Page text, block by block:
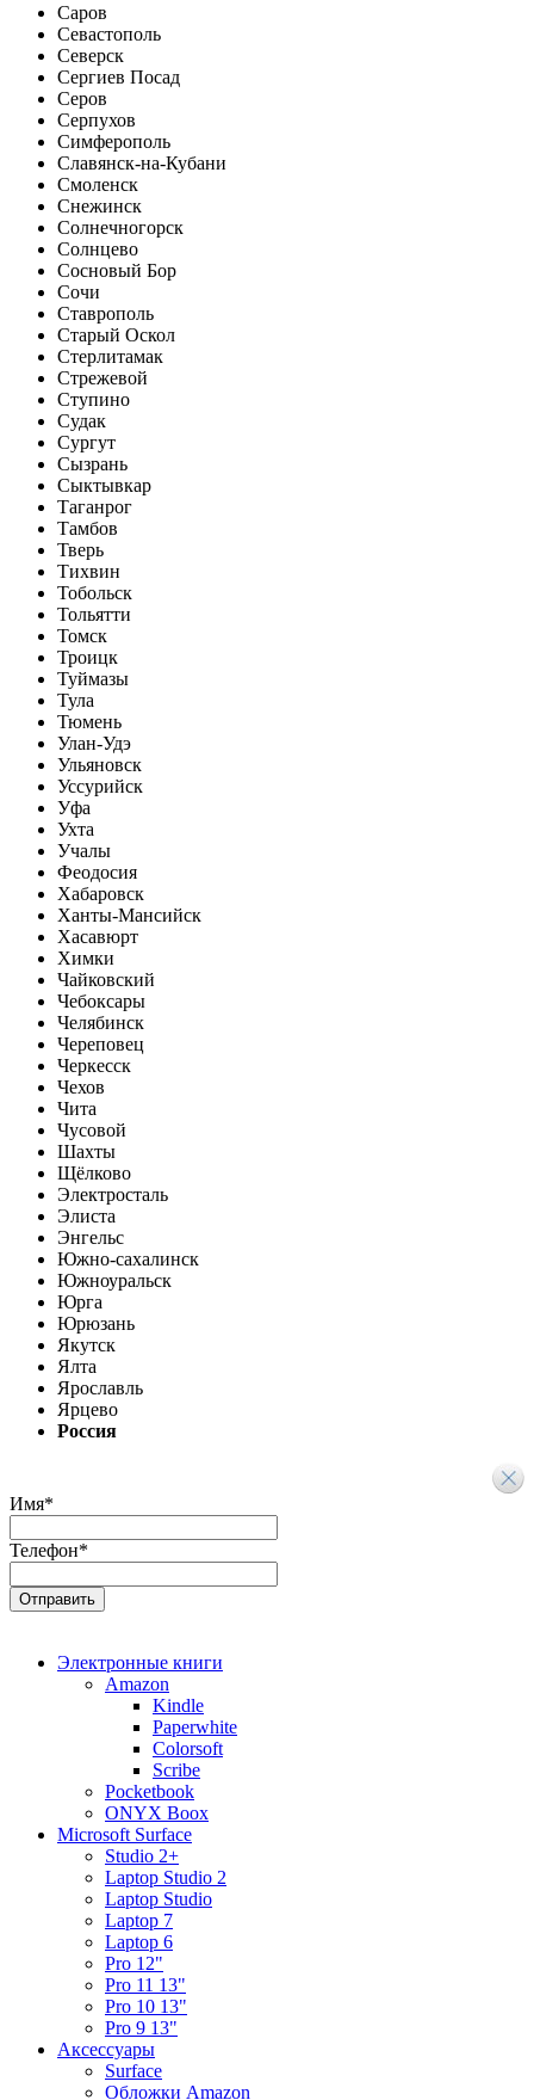
Саров
Севастополь
Северск
Сергиев Посад
Серов
Серпухов
Симферополь
Славянск-на-Кубани
Смоленск
Снежинск
Солнечногорск
Солнцево
Сосновый Бор
Сочи
Ставрополь
Старый Оскол
Стерлитамак
Стрежевой
Ступино
Судак
Сургут
Сызрань
Сыктывкар
Таганрог
Тамбов
Тверь
Тихвин
Тобольск
Тольятти
Томск
Троицк
Туймазы
Тула
Тюмень
Улан-Удэ
Ульяновск
Уссурийск
Уфа
Ухта
Учалы
Феодосия
Хабаровск
Ханты-Мансийск
Хасавюрт
Химки
Чайковский
Чебоксары
Челябинск
Череповец
Черкесск
Чехов
Чита
Чусовой
Шахты
Щёлково
Электросталь
Элиста
Энгельс
Южно-сахалинск
Южноуральск
Юрга
Юрюзань
Якутск
Ялта
Ярославль
Ярцево
Россия
Имя*
Телефон*
Электронные книги
Amazon
Kindle
Paperwhite
Colorsoft
Scribe
Pocketbook
ONYX Boox
Microsoft Surface
Studio 2+
Laptop Studio 2
Laptop Studio
Laptop 7
Laptop 6
Pro 12"
Pro 11 13"
Pro 10 13"
Pro 9 13"
Аксессуары
Surface
Обложки Amazon